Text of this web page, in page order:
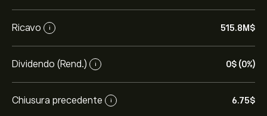
Ricavo i 515.8M‎$‎
Dividendo (Rend.) i 0‎$‎ (0%)
Chiusura precedente i 6.75‎$‎